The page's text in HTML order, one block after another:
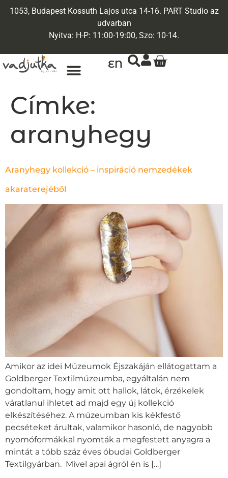
1053, Budapest Kossuth Lajos utca 14-16. PART Studio az
udvarban
Nyitva: H-P: 11:00-19:00, Szo: 10-14.
EN
Címke:
aranyhegy
Aranyhegy kollekció – inspiráció nemzedékek
akaraterejéből
Amikor az idei Múzeumok Éjszakáján ellátogattam a
Goldberger Textilmúzeumba, egyáltalán nem
gondoltam, hogy amit ott hallok, látok, érzékelek
váratlanul ihletet ad majd egy új kollekció
elkészítéséhez. A múzeumban kis kékfestő
pecséteket árultak, valamikor hasonló, de nagyobb
nyomóformákkal nyomták a megfestett anyagra a
mintát a több száz éves óbudai Goldberger
Textilgyárban. Mivel apai ágról én is […]